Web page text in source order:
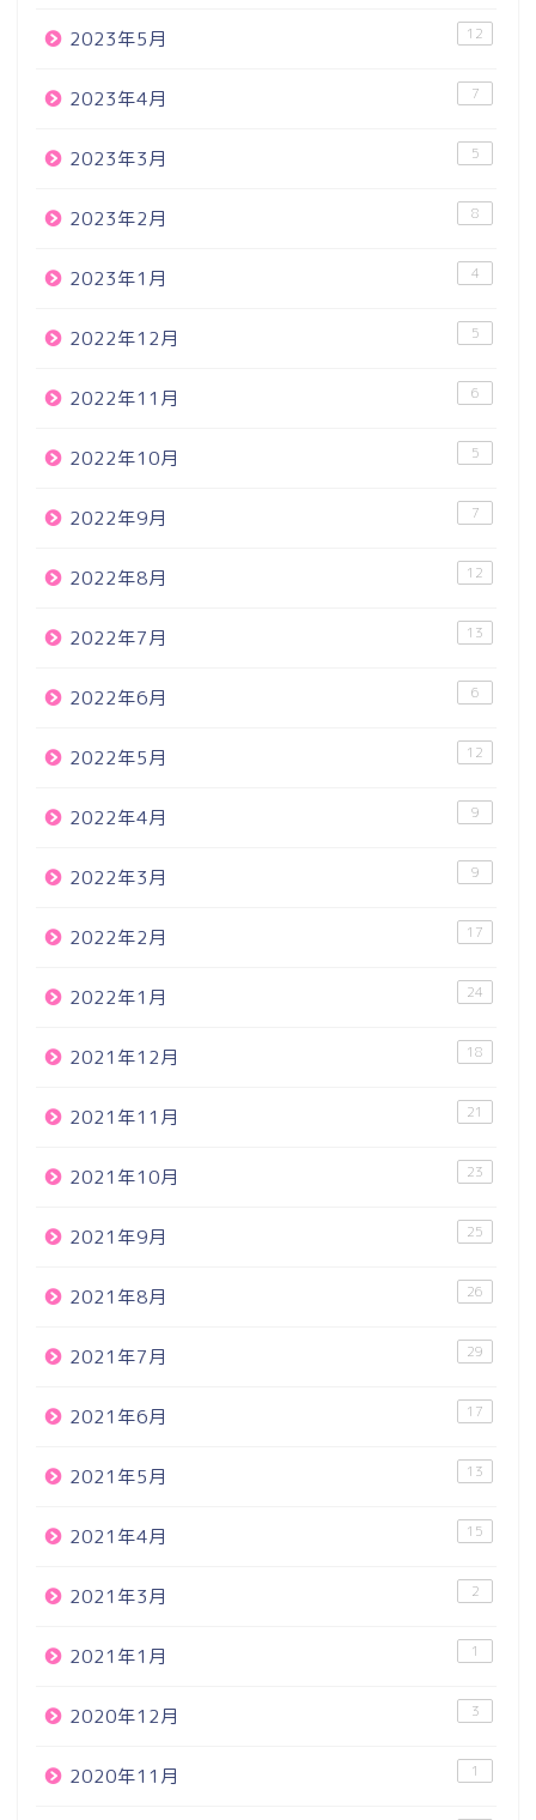
2023年5月 12
2023年4月 7
2023年3月 5
2023年2月 8
2023年1月 4
2022年12月 5
2022年11月 6
2022年10月 5
2022年9月 7
2022年8月 12
2022年7月 13
2022年6月 6
2022年5月 12
2022年4月 9
2022年3月 9
2022年2月 17
2022年1月 24
2021年12月 18
2021年11月 21
2021年10月 23
2021年9月 25
2021年8月 26
2021年7月 29
2021年6月 17
2021年5月 13
2021年4月 15
2021年3月 2
2021年1月 1
2020年12月 3
2020年11月 1